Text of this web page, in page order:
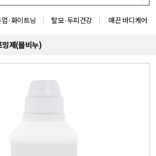
·화이트닝 탈모·두피건강 매끈 바디케어
밍제(물비누)